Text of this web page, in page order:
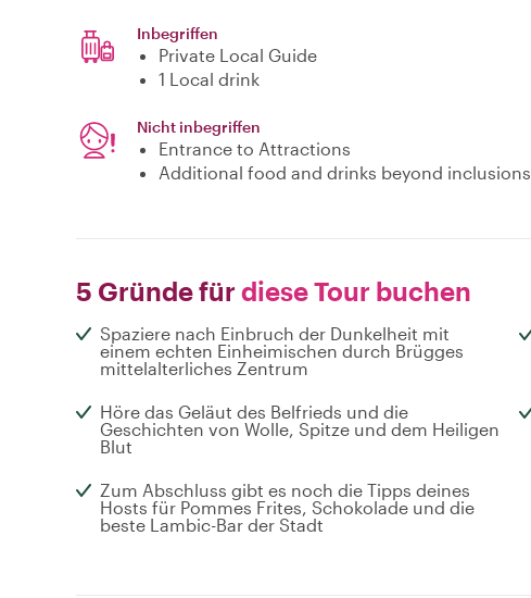
Inbegriffen
Private Local Guide
1 Local drink
Nicht inbegriffen
Entrance to Attractions
Additional food and drinks beyond inclusions
5 Gründe für diese Tour buchen
Spaziere nach Einbruch der Dunkelheit mit
einem echten Einheimischen durch Brügges
mittelalterliches Zentrum
Höre das Geläut des Belfrieds und die
Geschichten von Wolle, Spitze und dem Heiligen
Blut
Zum Abschluss gibt es noch die Tipps deines
Hosts für Pommes Frites, Schokolade und die
beste Lambic-Bar der Stadt